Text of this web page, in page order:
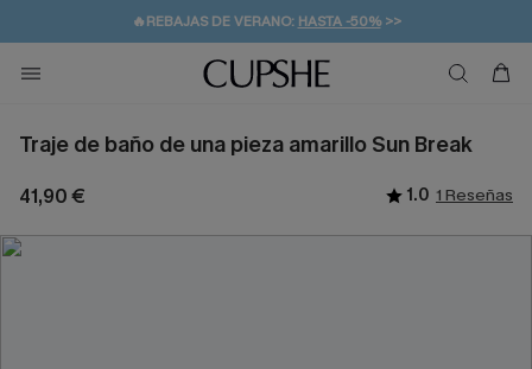
💌¡SUSCRIBIRSE & GANAR -10% EXTRA!
🚚ENVÍO GRATUITO A PARTIR DE 49 € >>
Traje de baño de una pieza amarillo Sun Break
41,90 € 1.0 1 Reseñas